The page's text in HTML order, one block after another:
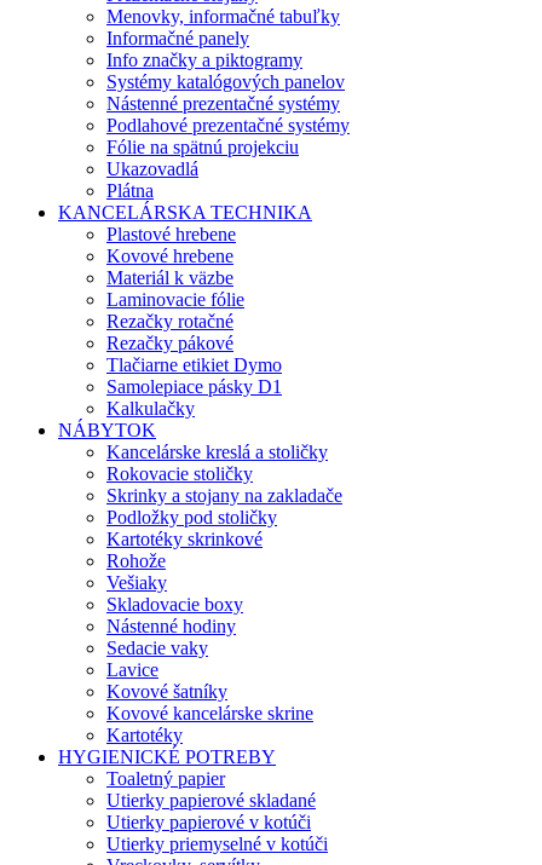
Menovky, informačné tabuľky
Informačné panely
Info značky a piktogramy
Systémy katalógových panelov
Nástenné prezentačné systémy
Podlahové prezentačné systémy
Fólie na spätnú projekciu
Ukazovadlá
Plátna
KANCELÁRSKA TECHNIKA
Plastové hrebene
Kovové hrebene
Materiál k väzbe
Laminovacie fólie
Rezačky rotačné
Rezačky pákové
Tlačiarne etikiet Dymo
Samolepiace pásky D1
Kalkulačky
NÁBYTOK
Kancelárske kreslá a stoličky
Rokovacie stoličky
Skrinky a stojany na zakladače
Podložky pod stoličky
Kartotéky skrinkové
Rohože
Vešiaky
Skladovacie boxy
Nástenné hodiny
Sedacie vaky
Lavice
Kovové šatníky
Kovové kancelárske skrine
Kartotéky
HYGIENICKÉ POTREBY
Toaletný papier
Utierky papierové skladané
Utierky papierové v kotúči
Utierky priemyselné v kotúči